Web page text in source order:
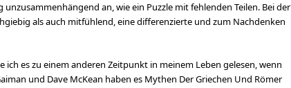
an, wie ein Puzzle mit fehlenden Teilen. Bei der
als auch mitfühlend, eine differenzierte und zum Nachdenken
es zu einem anderen Zeitpunkt in meinem Leben gelesen, wenn
und Dave McKean haben es Mythen Der Griechen Und Römer